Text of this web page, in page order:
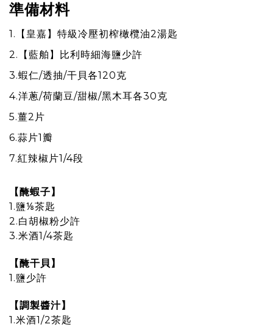
準備材料
1.【皇嘉】特級冷壓初榨橄欖油2湯匙
2.【藍舶】比利時細海鹽少許
3.蝦仁/透抽/⼲⾙各120克
4.洋蔥/荷蘭⾖/甜椒/⿊⽊耳各30克
5.薑2片
6.蒜片1瓣
7.紅辣椒片1/4段
【醃蝦子】
1.鹽⅛茶匙
2.白胡椒粉少許
3.米酒1/4茶匙
【醃干貝】
1.鹽少許
【調製醬汁】
1.米酒1/2茶匙